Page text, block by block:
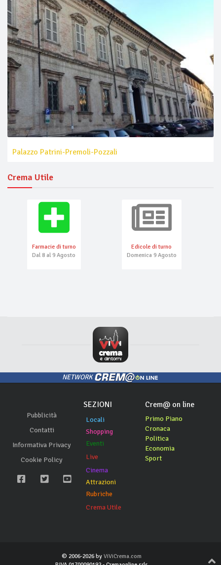
Palazzo Patrini-Premoli-Pozzali
Crema Utile
Farmacie di turno
Dal 8 al 9 Agosto
Edicole di turno
Domenica 9 Agosto
NETWORK
Pubblicità
Contatti
Informativa Privacy
Cookie Policy
SEZIONI
Locali
Shopping
Eventi
Live
Cinema
Attrazioni
Rubriche
Crema Utile
Crem@ on line
Primo Piano
Cronaca
Politica
Economia
Sport
© 2006-2026 by ViViCrema.com